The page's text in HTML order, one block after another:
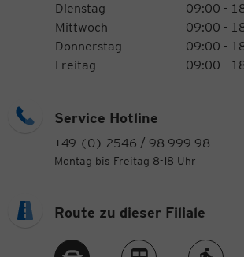
Dienstag
09:00 -
Mittwoch
09:00 -
Donnerstag
09:00 -
Freitag
09:00 -
Service Hotline
+49 (0) 2546 / 98 999 98
Montag bis Freitag 8-18 Uhr
Route zu dieser Filiale